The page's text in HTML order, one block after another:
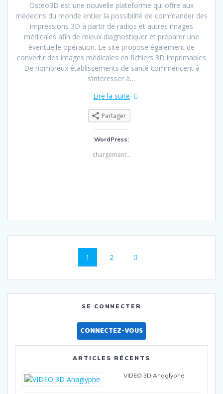
Osteo3D est une nouvelle plateforme qui offre aux
médecins du monde entier la possibilité de commander des
impressions 3D à partir de radios et autres images
médicales afin de mieux diagnostiquer et préparer une
éventuelle opération. Le site propose également de
convertir des images médicales en fichiers 3D imprimables
De nombreux établissements de santé commencent à
s’intéresser à…
Lire la suite
Partager
WordPress:
chargement…
Navigation
sein
Page
1 Page
2
SE CONNECTER
CONNECTEZ-VOUS
ARTICLES RÉCENTS
VIDEO 3D Anaglyphe